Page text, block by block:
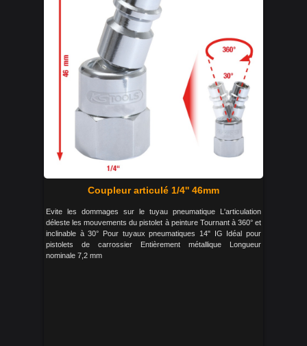
Coupleur articulé 1/4'' 46mm
Evite les dommages sur le tuyau pneumatique L'articulation
déleste les mouvements du pistolet à peinture Tournant à 360° et
inclinable à 30° Pour tuyaux pneumatiques 14" IG Idéal pour
pistolets de carrossier Entièrement métallique Longueur
nominale 7,2 mm